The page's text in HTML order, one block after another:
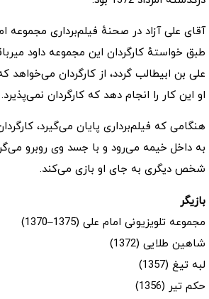
آقای علی آزاد در صحنهٔ فیلم‌برداری مجموعه
طبق خواستهٔ کارگردان این مجموعه داود
علی بن ابیطالب گردد، از کارگردان
او این کار را انجام دهد که کارگردان نمی‌پذیرد.
هنگامی که فیلم‌برداری پایان می‌گیرد،
به داخل خیمه می‌رود و با جسد وی روبرو
شخص دیگری به جای او بازی می‌کند.
بازیگر
مجموعه تلویزیونی امام علی (1375–1370)
شاهین طلایی (1372)
لبه تیغ (1357)
حکم تیر (1356)